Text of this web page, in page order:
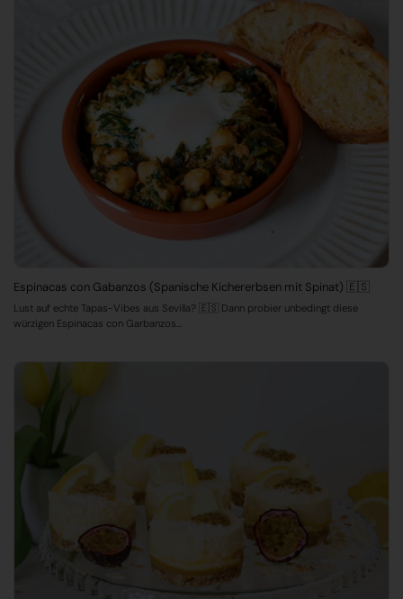
Espinacas con Gabanzos (Spanische Kichererbsen mit Spinat) 🇪🇸
Lust auf echte Tapas-Vibes aus Sevilla? 🇪🇸 Dann probier unbedingt diese
würzigen Espinacas con Garbanzos...